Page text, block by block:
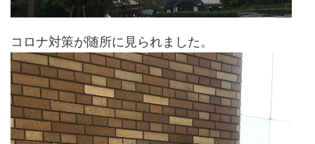
コロナ対策が随所に見られました。